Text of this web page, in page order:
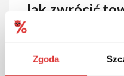
Zgoda
Jak zwrócić
spełnił Twoich